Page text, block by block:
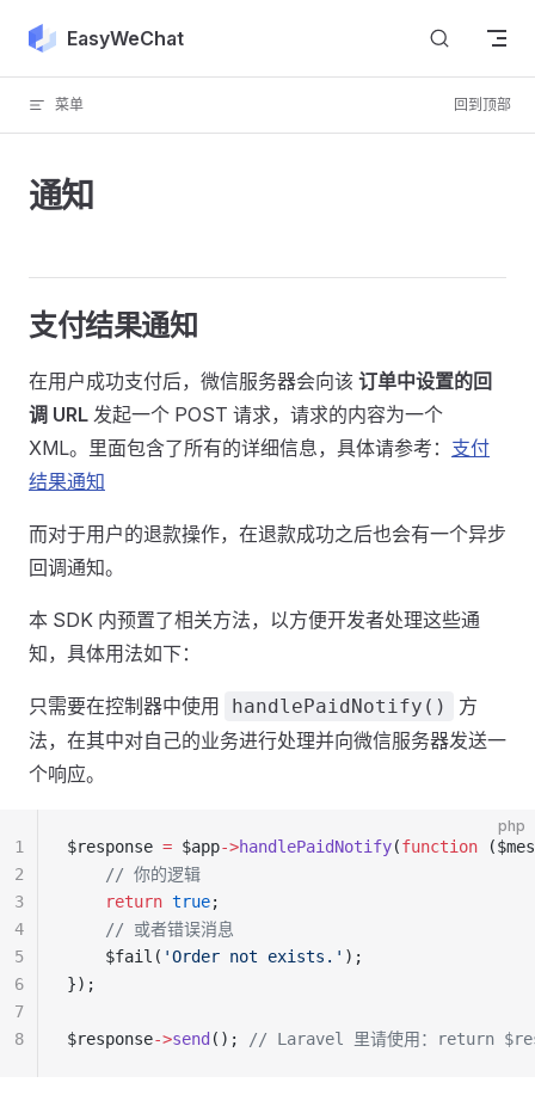
Skip to content
EasyWeChat
菜单 回到顶部
通知
支付结果通知
在用户成功支付后，微信服务器会向该 订单中设置的回
调 URL 发起一个 POST 请求，请求的内容为一个
XML。里面包含了所有的详细信息，具体请参考： 支付
结果通知
而对于用户的退款操作，在退款成功之后也会有一个异步
回调通知。
本 SDK 内预置了相关方法，以方便开发者处理这些通
知，具体用法如下：
只需要在控制器中使用 handlePaidNotify()
方
法，在其中对自己的业务进行处理并向微信服务器发送一
个响应。
php
$response = $app->handlePaidNotify(function
    // 你的逻辑
    return
true;
    // 或者错误消息
    $fail(
'Order not exists.' );
});
$response->send (); // Laravel 里请使用：return
1
2
3
4
5
6
7
8